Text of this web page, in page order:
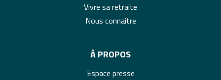
Vivre sa retraite
Nous connaître
À PROPOS
Espace presse